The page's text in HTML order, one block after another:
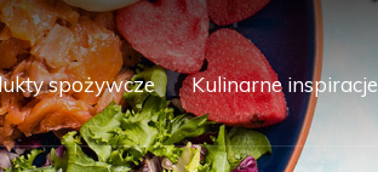
spożywcze Kulinarne inspiracje